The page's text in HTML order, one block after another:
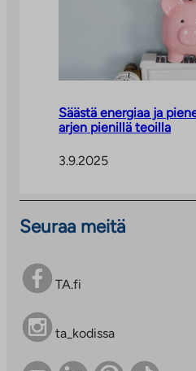
Säästä energiaa ja
arjen pienillä teoilla
3.9.2025
Seuraa meitä
TA.fi
ta_kodissa